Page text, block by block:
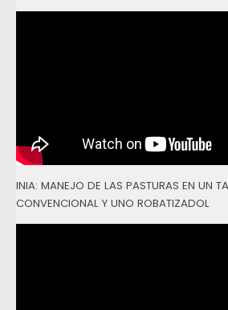
INIA: MANEJO DE LAS PASTURAS EN UN
CONVENCIONAL Y UNO ROBATIZADOL